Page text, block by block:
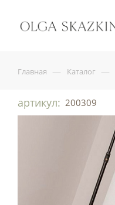
Главная — Каталог —
артикул: 200309